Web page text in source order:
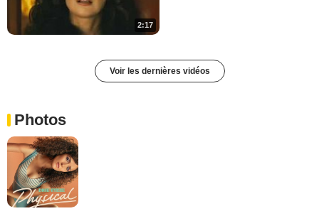
2:17
Voir les dernières vidéos
Photos